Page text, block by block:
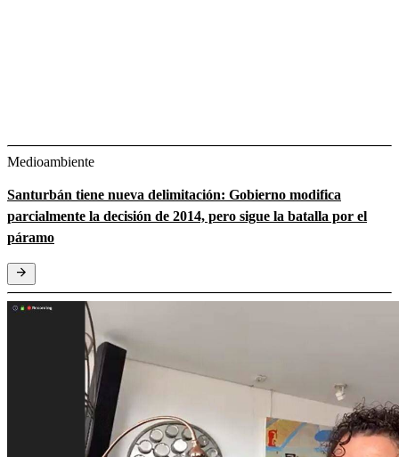
Medioambiente
Santurbán tiene nueva delimitación: Gobierno modifica
parcialmente la decisión de 2014, pero sigue la batalla por el
páramo